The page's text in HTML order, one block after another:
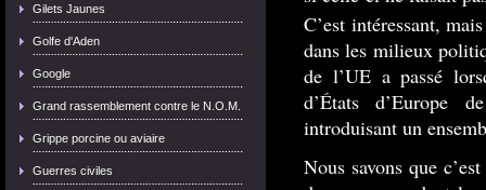
Gilets Jaunes
Golfe d'Aden
Google
Grand rassemblement contre le N.O.M.
Grippe porcine ou aviaire
Guerres civiles
C’est intéressant,
dans les milieux
de l’UE a passé
d’États d’Europe
introduisant un
Nous savons que